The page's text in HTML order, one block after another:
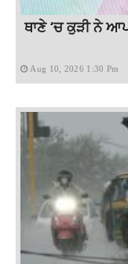
ਥਾਣੇ ‘ਚ ਕੁੜੀ ਨੇ
Aug 10, 2026 1:30 Pm